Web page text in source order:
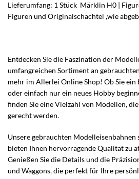
Lieferumfang: 1 Stück Märklin H0 |
Figuren und Originalschachtel ,wie
Entdecken Sie die Faszination der
umfangreichen Sortiment an
mehr im Allerlei Online Shop! Ob Sie ein
oder einfach nur ein neues Hobby
finden Sie eine Vielzahl von Modellen,
gerecht werden.
Unsere gebrauchten
bieten Ihnen hervorragende Qualität zu
Genießen Sie die Details und die
und Waggons, die perfekt für Ihre